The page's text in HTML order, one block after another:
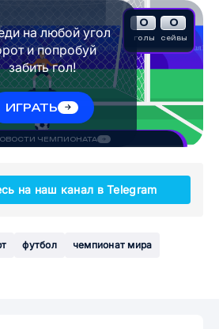
0
голы
0
сейвы
ЧЕМПИОНАТА
на любой угол
и попробуй
забить гол!
ИГРАТЬ
на наш канал в Telegram
футбол чемпионат мира